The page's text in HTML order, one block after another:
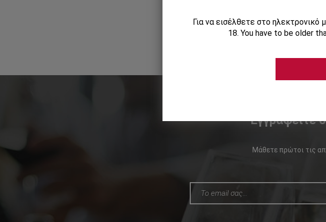
Εγγραφείτε
Μάθετε πρώτοι τις
Για να εισέλθετε στο
18. You have to be older